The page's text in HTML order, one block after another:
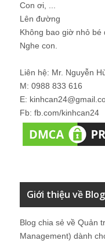
Con ơi, ...
Lên đường
Không bao giờ nhỏ bé
Nghe con.
Liên hệ: Mr. Nguyễn
M: 0988 833 616
E:
Fb: fb.com/kinhcan24
Giới thiệu về
Blog chia sẻ về Quản
Management) dành